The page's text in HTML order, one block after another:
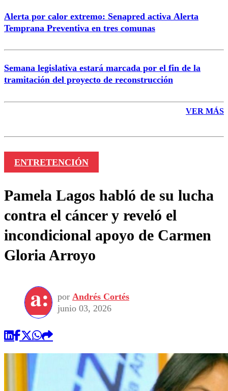
Alerta por calor extremo: Senapred activa Alerta
Temprana Preventiva en tres comunas
Semana legislativa estará marcada por el fin de la
tramitación del proyecto de reconstrucción
VER MÁS
ENTRETENCIÓN
Pamela Lagos habló de su lucha
contra el cáncer y reveló el
incondicional apoyo de Carmen
Gloria Arroyo
por Andrés Cortés
junio 03, 2026